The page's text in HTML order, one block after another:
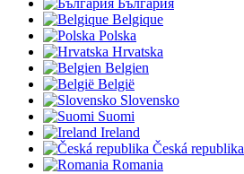
България
Belgique
Polska
Hrvatska
Belgien
België
Slovensko
Suomi
Ireland
Česká republika
Romania